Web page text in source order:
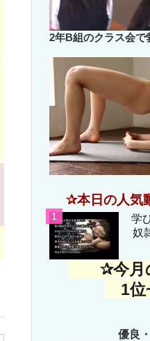
2年B組のクラス会で
✰本日の人気
学
奴
✰今月
1
優良